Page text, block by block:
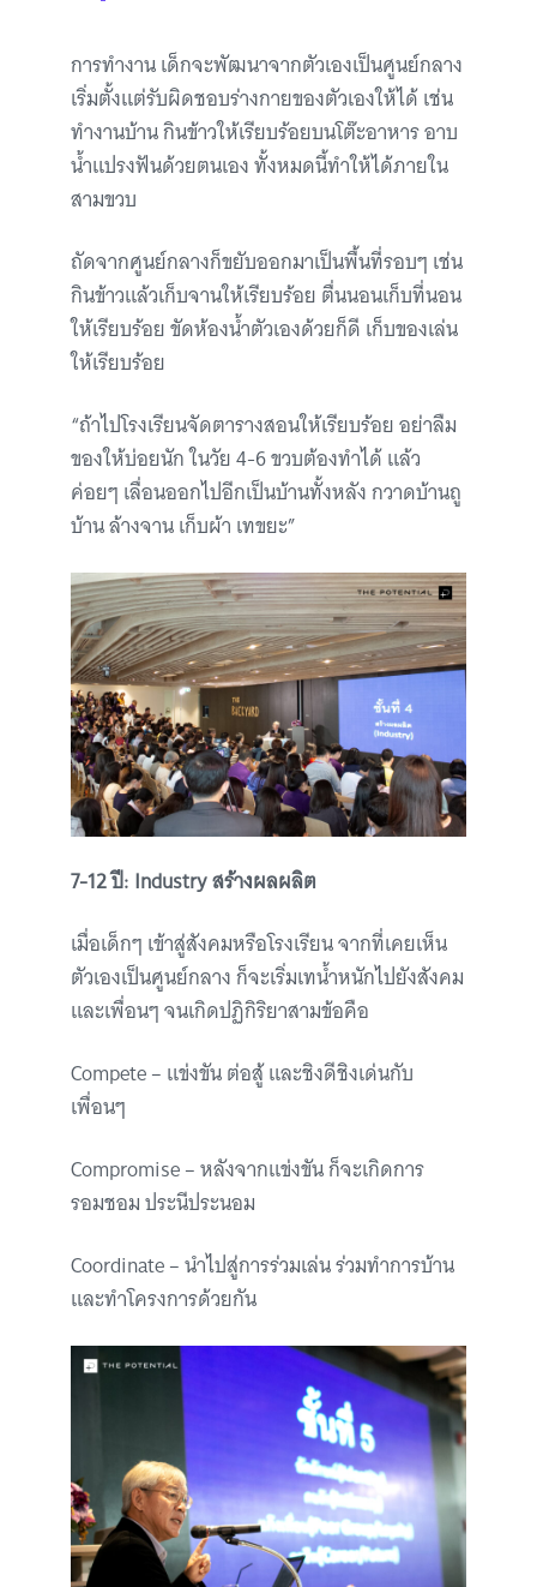
การทำงาน เด็กจะพัฒนาจากตัวเองเป็นศูนย์กลาง
เริ่มตั้งแต่รับผิดชอบร่างกายของตัวเองให้ได้ เช่น
ทำงานบ้าน กินข้าวให้เรียบร้อยบนโต๊ะอาหาร อาบ
น้ำแปรงฟันด้วยตนเอง ทั้งหมดนี้ทำให้ได้ภายใน
สามขวบ
ถัดจากศูนย์กลางก็ขยับออกมาเป็นพื้นที่รอบๆ เช่น
กินข้าวแล้วเก็บจานให้เรียบร้อย ตื่นนอนเก็บที่นอน
ให้เรียบร้อย ขัดห้องน้ำตัวเองด้วยก็ดี เก็บของเล่น
ให้เรียบร้อย
“ถ้าไปโรงเรียนจัดตารางสอนให้เรียบร้อย อย่าลืม
ของให้บ่อยนัก ในวัย 4-6 ขวบต้องทำได้ แล้ว
ค่อยๆ เลื่อนออกไปอีกเป็นบ้านทั้งหลัง กวาดบ้านถู
บ้าน ล้างจาน เก็บผ้า เทขยะ”
7-12 ปี: Industry สร้างผลผลิต
เมื่อเด็กๆ เข้าสู่สังคมหรือโรงเรียน จากที่เคยเห็น
ตัวเองเป็นศูนย์กลาง ก็จะเริ่มเทน้ำหนักไปยังสังคม
และเพื่อนๆ จนเกิดปฏิกิริยาสามข้อคือ
Compete – แข่งขัน ต่อสู้ และชิงดีชิงเด่นกับ
เพื่อนๆ
Compromise – หลังจากแข่งขัน ก็จะเกิดการ
รอมชอม ประนีประนอม
Coordinate – นำไปสู่การร่วมเล่น ร่วมทำการบ้าน
และทำโครงการด้วยกัน